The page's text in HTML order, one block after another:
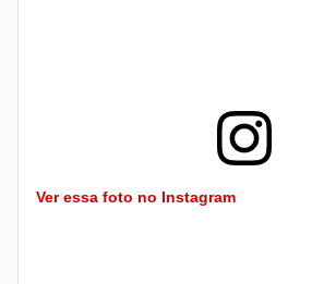
Ver essa foto no Instagram